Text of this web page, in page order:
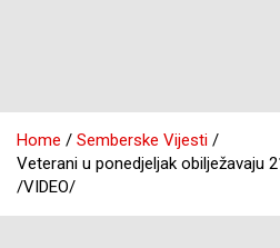
Home
Semberske Vijesti
Veterani u ponedjeljak obilježavaju
/VIDEO/